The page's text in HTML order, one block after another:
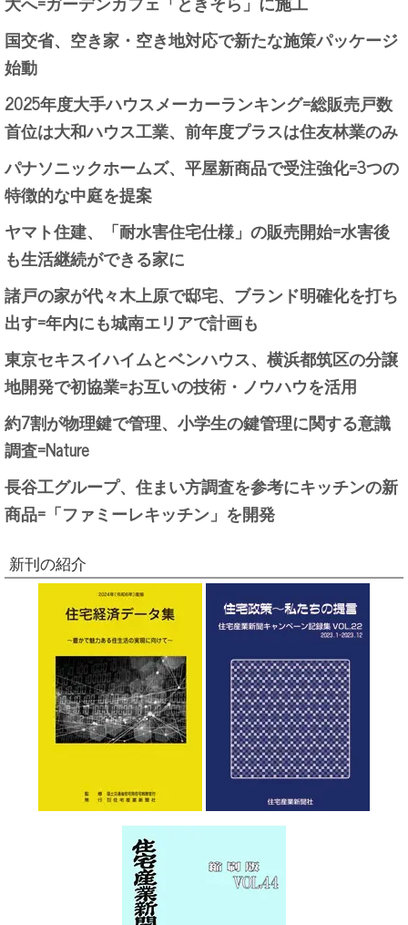
国交省、空き家・空き地対応で新たな施策パッケージ
始動
2025年度大手ハウスメーカーランキング=総販売戸数
首位は大和ハウス工業、前年度プラスは住友林業のみ
パナソニックホームズ、平屋新商品で受注強化=3つの
特徴的な中庭を提案
ヤマト住建、「耐水害住宅仕様」の販売開始=水害後
も生活継続ができる家に
諸戸の家が代々木上原で邸宅、ブランド明確化を打ち
出す=年内にも城南エリアで計画も
東京セキスイハイムとベンハウス、横浜都筑区の分譲
地開発で初協業=お互いの技術・ノウハウを活用
約7割が物理鍵で管理、小学生の鍵管理に関する意識
調査=Nature
長谷工グループ、住まい方調査を参考にキッチンの新
商品=「ファミーレキッチン」を開発
新刊の紹介